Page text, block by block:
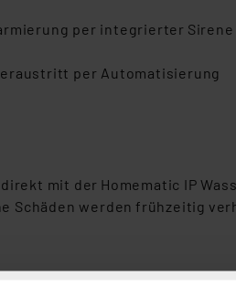
per integrierter
per Automatisierung
mit der Homematic IP
Schäden werden frühzeitig